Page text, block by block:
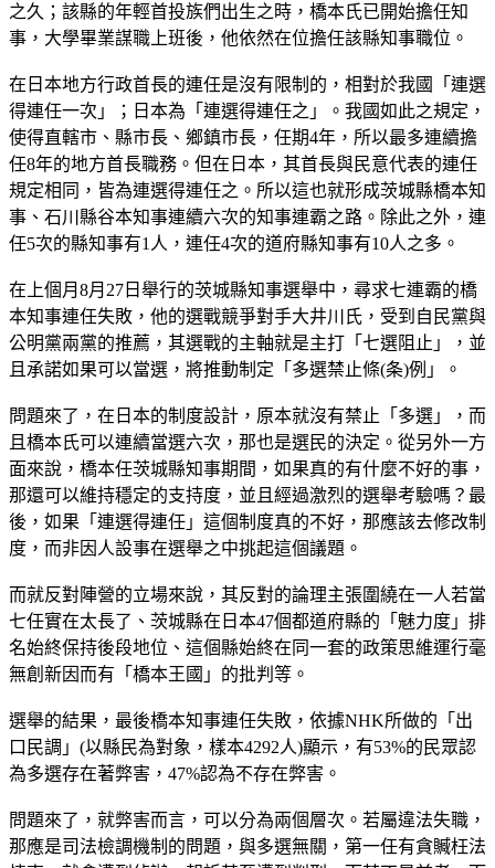
之久；該縣的年輕首投族們出生之時，橋本氏已開始擔任知
事，大學畢業謀職上班後，他依然在位擔任該縣知事職位。
在日本地方行政首長的連任是沒有限制的，相對於我國「連選
得連任一次」；日本為「連選得連任之」。我國如此之規定，
使得直轄市、縣市長、鄉鎮市長，任期4年，所以最多連續擔
任8年的地方首長職務。但在日本，其首長與民意代表的連任
規定相同，皆為連選得連任之。所以這也就形成茨城縣橋本知
事、石川縣谷本知事連續六次的知事連霸之路。除此之外，連
任5次的縣知事有1人，連任4次的道府縣知事有10人之多。
在上個月8月27日舉行的茨城縣知事選舉中，尋求七連霸的橋
本知事連任失敗，他的選戰競爭對手大井川氏，受到自民黨與
公明黨兩黨的推薦，其選戰的主軸就是主打「七選阻止」，並
且承諾如果可以當選，將推動制定「多選禁止條(条)例」。
問題來了，在日本的制度設計，原本就沒有禁止「多選」，而
且橋本氏可以連續當選六次，那也是選民的決定。從另外一方
面來說，橋本任茨城縣知事期間，如果真的有什麼不好的事，
那還可以維持穩定的支持度，並且經過激烈的選舉考驗嗎？最
後，如果「連選得連任」這個制度真的不好，那應該去修改制
度，而非因人設事在選舉之中挑起這個議題。
而就反對陣營的立場來說，其反對的論理主張圍繞在一人若當
七任實在太長了、茨城縣在日本47個都道府縣的「魅力度」排
名始終保持後段地位、這個縣始終在同一套的政策思維運行毫
無創新因而有「橋本王國」的批判等。
選舉的結果，最後橋本知事連任失敗，依據NHK所做的「出
口民調」(以縣民為對象，樣本4292人)顯示，有53%的民眾認
為多選存在著弊害，47%認為不存在弊害。
問題來了，就弊害而言，可以分為兩個層次。若屬違法失職，
那應是司法檢調機制的問題，與多選無關，第一任有貪贓枉法